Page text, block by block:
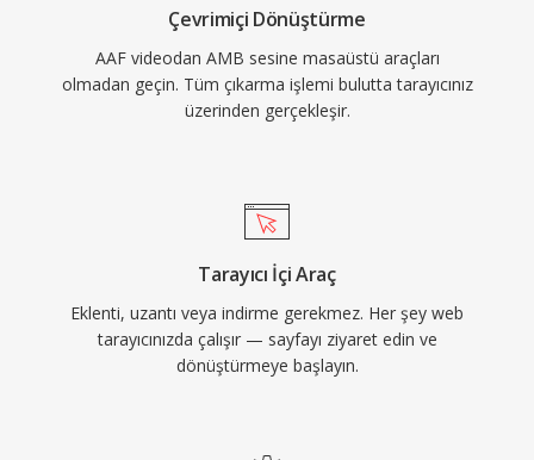
Çevrimiçi Dönüştürme
AAF videodan AMB sesine masaüstü araçları
olmadan geçin. Tüm çıkarma işlemi bulutta tarayıcınız
üzerinden gerçekleşir.
Tarayıcı İçi Araç
Eklenti, uzantı veya indirme gerekmez. Her şey web
tarayıcınızda çalışır — sayfayı ziyaret edin ve
dönüştürmeye başlayın.